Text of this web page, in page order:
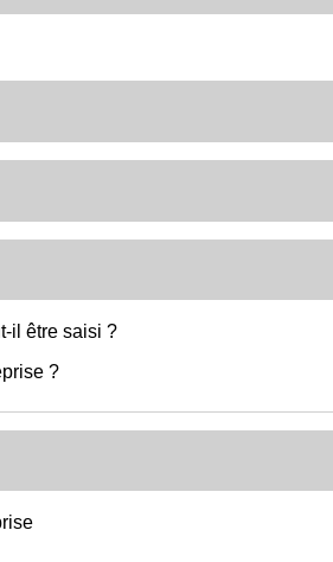
il être saisi ?
?